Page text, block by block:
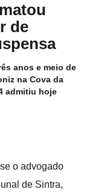
de
anos e meio de
na Cova da
admitiu hoje
o advogado
de Sintra,